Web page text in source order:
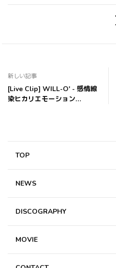
新しい記事
[Live Clip] WILL-O' - 感情線
染ヒカリエモーション
TOP
NEWS
DISCOGRAPHY
MOVIE